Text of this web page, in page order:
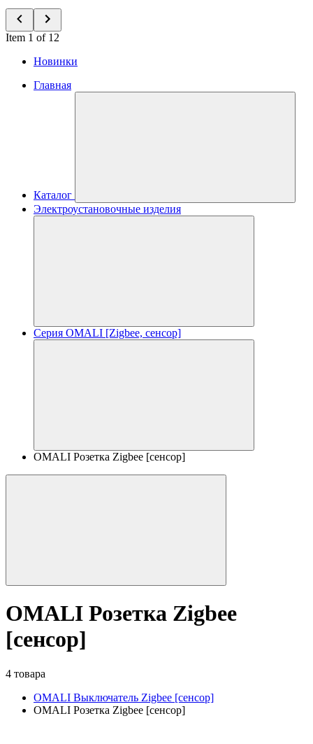
Item 1 of 12
Новинки
Главная
Каталог
Электроустановочные изделия
Серия OMALI [Zigbee, сенсор]
OMALI Розетка Zigbee [сенсор]
OMALI Розетка Zigbee
[сенсор]
4 товара
OMALI Выключатель Zigbee [сенсор]
OMALI Розетка Zigbee [сенсор]